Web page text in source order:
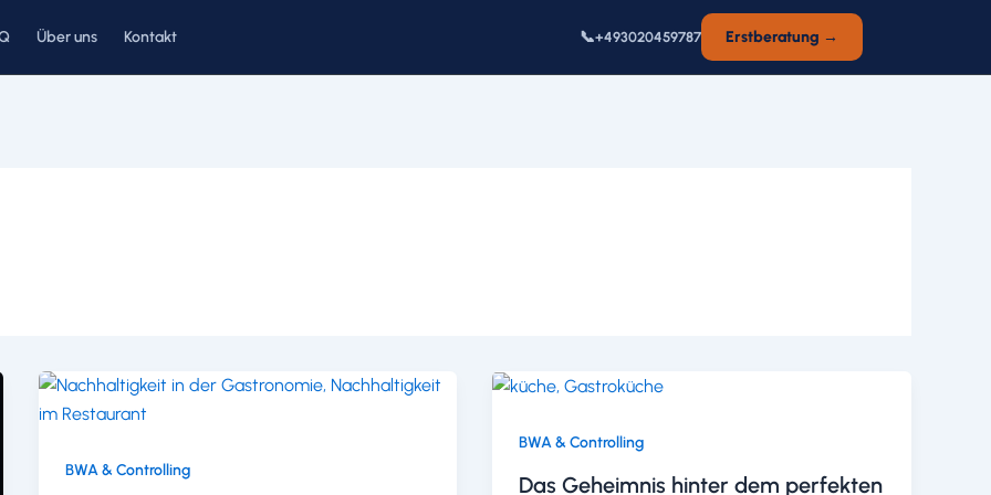
Über uns Kontakt 📞+493020459787 Erstberatung →
BWA & Controlling
BWA & Controlling
Das Geheimnis hinter dem perfekten